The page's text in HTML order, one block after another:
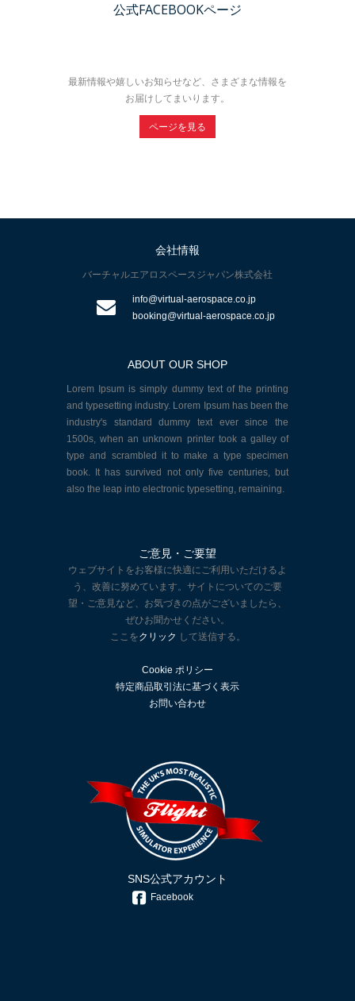
公式FACEBOOKページ
最新情報や嬉しいお知らせなど、さまざまな情報を
お届けしてまいります。
ページを見る
会社情報
バーチャルエアロスペースジャパン株式会社
info@virtual-aerospace.co.jp
booking@virtual-aerospace.co.jp
ABOUT OUR SHOP
Lorem Ipsum is simply dummy text of the printing
and typesetting industry. Lorem Ipsum has been the
industry's standard dummy text ever since the
1500s, when an unknown printer took a galley of
type and scrambled it to make a type specimen
book. It has survived not only five centuries, but
also the leap into electronic typesetting, remaining.
ご意見・ご要望
ウェブサイトをお客様に快適にご利用いただけるよ
う、改善に努めています。サイトについてのご要
望・ご意見など、お気づきの点がございましたら、
ぜひお聞かせください。
ここをクリック して送信する。
Cookie ポリシー
特定商品取引法に基づく表示
お問い合わせ
SNS公式アカウント
Facebook